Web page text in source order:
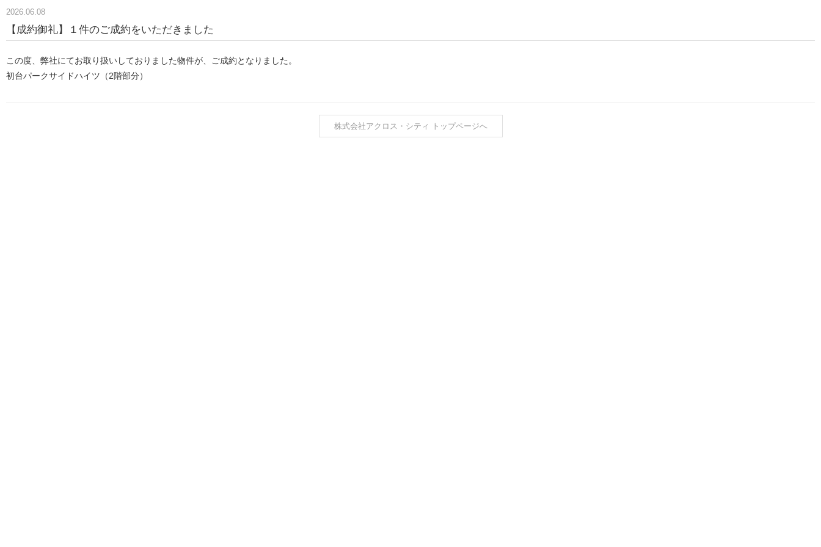
2026.06.08
【成約御礼】１件のご成約をいただきました
この度、弊社にてお取り扱いしておりました物件が、ご成約となりました。
初台パークサイドハイツ（2階部分）
株式会社アクロス・シティ トップページへ